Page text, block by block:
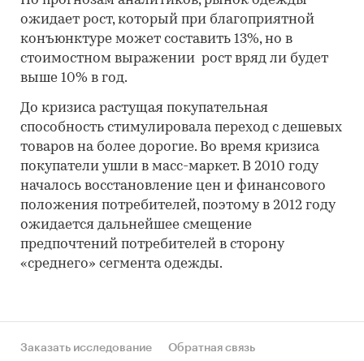
ожидает рост, который при благоприятной
конъюнктуре может составить 13%, но в
стоимостном выражении рост вряд ли будет
выше 10% в год.
До кризиса растущая покупательная
способность стимулировала переход с дешевых
товаров на более дорогие. Во время кризиса
покупатели ушли в масс-маркет. В 2010 году
началось восстановление цен и финансового
положения потребителей, поэтому в 2012 году
ожидается дальнейшее смещение
предпочтений потребителей в сторону
«среднего» сегмента одежды.
Заказать исследование
Обратная связь